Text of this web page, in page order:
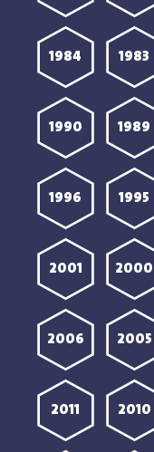
1983
1984
1989
1990
1995
1996
2000
2001
2005
2006
2010
2011